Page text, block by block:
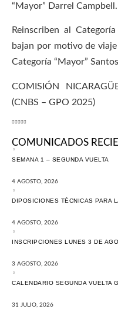
“Mayor” Darrel Campbell.
Reinscriben al
bajan por motivo de
Categoría “Mayor”
COMISIÓN
(CNBS – GPO 2025)
COMUNICADOS
SEMANA 1 – SEGUNDA VUELTA
4 AGOSTO, 2026
DIPOSICIONES TÉCNICAS PARA
4 AGOSTO, 2026
INSCRIPCIONES LUNES 3 DE
3 AGOSTO, 2026
CALENDARIO SEGUNDA VUELTA
31 JULIO, 2026